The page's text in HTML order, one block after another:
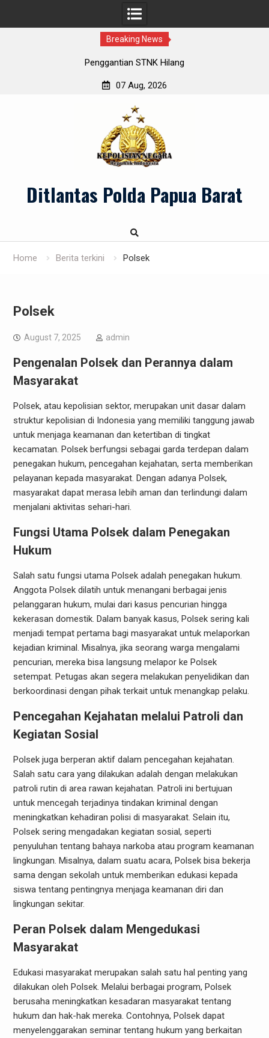
Breaking News
Penggantian STNK Hilang
07 Aug, 2026
Ditlantas Polda Papua Barat
Home Berita terkini Polsek
Polsek
August 7, 2025 admin
Pengenalan Polsek dan Perannya dalam
Masyarakat
Polsek, atau kepolisian sektor, merupakan unit dasar dalam
struktur kepolisian di Indonesia yang memiliki tanggung jawab
untuk menjaga keamanan dan ketertiban di tingkat
kecamatan. Polsek berfungsi sebagai garda terdepan dalam
penegakan hukum, pencegahan kejahatan, serta memberikan
pelayanan kepada masyarakat. Dengan adanya Polsek,
masyarakat dapat merasa lebih aman dan terlindungi dalam
menjalani aktivitas sehari-hari.
Fungsi Utama Polsek dalam Penegakan
Hukum
Salah satu fungsi utama Polsek adalah penegakan hukum.
Anggota Polsek dilatih untuk menangani berbagai jenis
pelanggaran hukum, mulai dari kasus pencurian hingga
kekerasan domestik. Dalam banyak kasus, Polsek sering kali
menjadi tempat pertama bagi masyarakat untuk melaporkan
kejadian kriminal. Misalnya, jika seorang warga mengalami
pencurian, mereka bisa langsung melapor ke Polsek
setempat. Petugas akan segera melakukan penyelidikan dan
berkoordinasi dengan pihak terkait untuk menangkap pelaku.
Pencegahan Kejahatan melalui Patroli dan
Kegiatan Sosial
Polsek juga berperan aktif dalam pencegahan kejahatan.
Salah satu cara yang dilakukan adalah dengan melakukan
patroli rutin di area rawan kejahatan. Patroli ini bertujuan
untuk mencegah terjadinya tindakan kriminal dengan
meningkatkan kehadiran polisi di masyarakat. Selain itu,
Polsek sering mengadakan kegiatan sosial, seperti
penyuluhan tentang bahaya narkoba atau program keamanan
lingkungan. Misalnya, dalam suatu acara, Polsek bisa bekerja
sama dengan sekolah untuk memberikan edukasi kepada
siswa tentang pentingnya menjaga keamanan diri dan
lingkungan sekitar.
Peran Polsek dalam Mengedukasi
Masyarakat
Edukasi masyarakat merupakan salah satu hal penting yang
dilakukan oleh Polsek. Melalui berbagai program, Polsek
berusaha meningkatkan kesadaran masyarakat tentang
hukum dan hak-hak mereka. Contohnya, Polsek dapat
menyelenggarakan seminar tentang hukum yang berkaitan